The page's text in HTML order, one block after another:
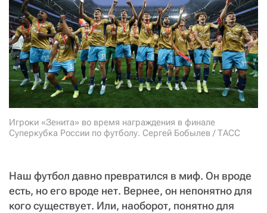
Игроки «Зенита» во время награждения в финале
Суперкубка России по футболу. Сергей Бобылев / ТАСС
Наш футбол давно превратился в миф. Он вроде
есть, но его вроде нет. Вернее, он непонятно для
кого существует. Или, наоборот, понятно для
я принимаю
условия и подтверждаю свое гражданство РФ
СТАТЬ СОУЧАСТНИКОМ
ПОДЕЛИТЬСЯ С ДРУЗЬЯМИ
Если у вас есть вопросы, пишите donate@novayagazeta.ruили
звоните:
+7 (929) 612-03-68